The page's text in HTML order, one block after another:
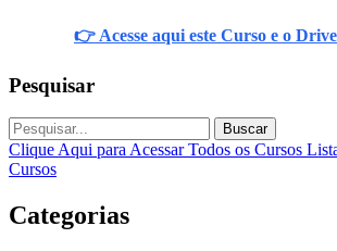
👉 Acesse aqui este Curso e o
Pesquisar
Buscar
Clique Aqui para Acessar Todos os Cursos
Cursos
Categorias